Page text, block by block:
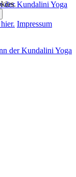
der Kundalini Yoga
der Kundalini Yoga
Impressum